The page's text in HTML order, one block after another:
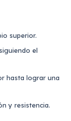
superior.
el
hasta lograr una
y resistencia.